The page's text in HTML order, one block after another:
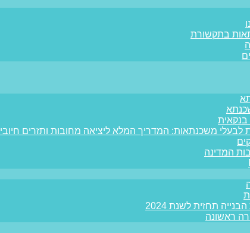
בתקשורת
לבעלי משכנתאות: המדריך המלא ליציאה מחובות ותזרים חיובי
המדינה
תחזית לשנת 2024
ראשונה